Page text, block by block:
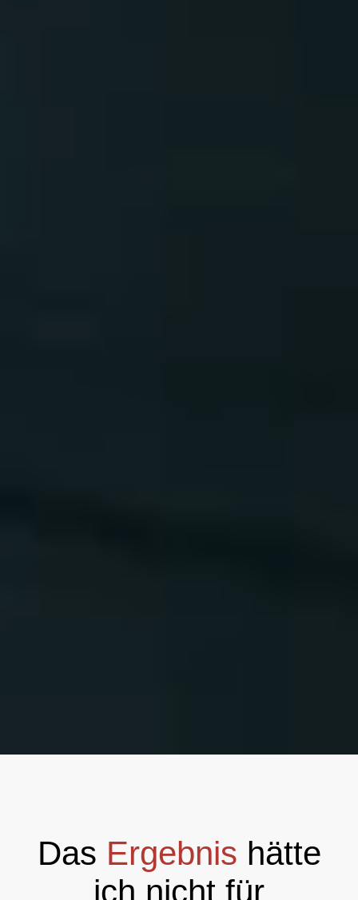
Das Ergebnis hätte
ich nicht für